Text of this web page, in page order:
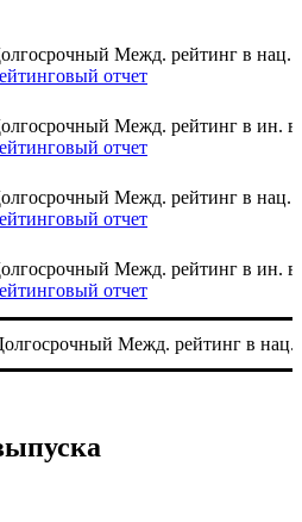
Межд. рейтинг в нац.
отчет
Межд. рейтинг в ин.
отчет
Межд. рейтинг в нац.
отчет
Межд. рейтинг в ин.
отчет
Межд. рейтинг в нац.